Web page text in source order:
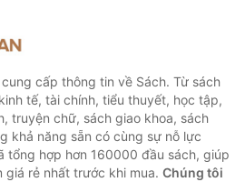
cấp thông tin về Sách. Từ sách
tế, tài chính, tiểu thuyết, học tập,
truyện chữ, sách giao khoa, sách
khả năng sẵn có cùng sự nỗ lực
tổng hợp hơn 160000 đầu sách, giúp
giá rẻ nhất trước khi mua. Chúng tôi